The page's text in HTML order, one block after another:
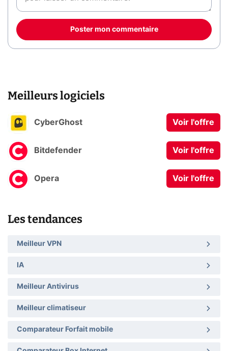
Poster mon commentaire
Meilleurs logiciels
CyberGhost Voir l'offre
Bitdefender Voir l'offre
Opera Voir l'offre
Les tendances
Meilleur VPN
IA
Meilleur Antivirus
Meilleur climatiseur
Comparateur Forfait mobile